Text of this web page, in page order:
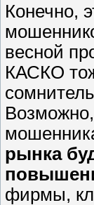
Конечно,
весной
КАСКО
рынка
фирмы,